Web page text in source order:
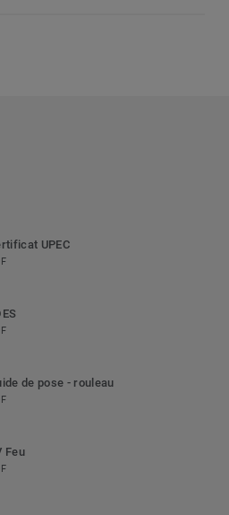
UPEC
de pose - rouleau
Feu